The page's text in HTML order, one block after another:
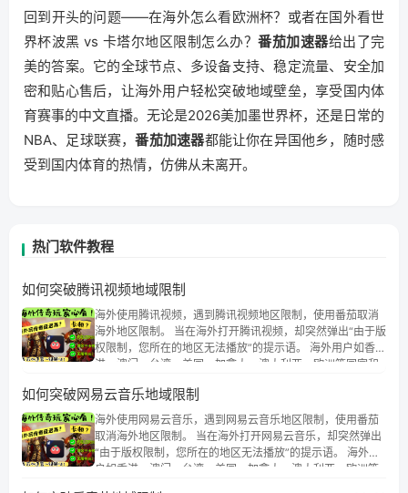
回到开头的问题——在海外怎么看欧洲杯？或者在国外看世
界杯波黑 vs 卡塔尔地区限制怎么办？番茄加速器给出了完
美的答案。它的全球节点、多设备支持、稳定流量、安全加
密和贴心售后，让海外用户轻松突破地域壁垒，享受国内体
育赛事的中文直播。无论是2026美加墨世界杯，还是日常的
NBA、足球联赛，番茄加速器都能让你在异国他乡，随时感
受到国内体育的热情，仿佛从未离开。
热门软件教程
如何突破腾讯视频地域限制
海外使用腾讯视频，遇到腾讯视频地区限制，使用番茄取消
海外地区限制。 当在海外打开腾讯视频，却突然弹出“由于版
权限制，您所在的地区无法播放”的提示语。 海外用户如香
港、澳门、台湾、美国、加拿大、澳大利亚、欧洲等国家和
权限制问题，且仅能在中国大陆地区播放。 遇到这个问题的
朋友们，使用番茄回国加速器，即可解决「海外用户收听腾
讯视频地区版权限制」的问题，无论人在香港、澳门、台
湾、美国、加拿大、澳大利亚、欧洲等国家和地区工作、留
学、定居等，都可以使用，不再因地区和版权限制所困扰。
如何突破网易云音乐地域限制
海外使用网易云音乐，遇到网易云音乐地区限制，使用番茄
取消海外地区限制。 当在海外打开网易云音乐，却突然弹出
“由于版权限制，您所在的地区无法播放”的提示语。 海外用
户如香港、澳门、台湾、美国、加拿大、澳大利亚、欧洲等